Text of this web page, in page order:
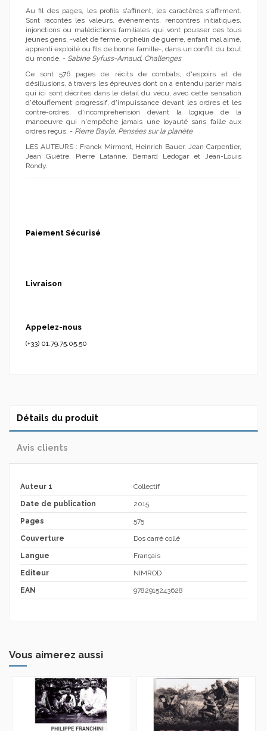
Au fil des pages, les profils s'affinent, les caractères s'affirment.
Sont racontés les valeurs, événements, rencontres initiatiques,
injonctions ou malédictions familiales qui vont pousser ces tous
jeunes gens, -valet de ferme, orphelin de guerre, enfant mal aimé,
apprenti exploité ou fils de bonne famille-, dans un conflit du bout
du monde. - Sabine Syfuss-Arnaud, Challenges
Ce sont 576 pages de récits de combats, d'espoirs et de
désillusions, à travers les épreuves dont on a entendu parler mais
qui ici sont décrites dans le détail du vécu, avec cette sensation
d'étouffement progressif, d'impuissance devant les ordres et les
contre-ordres, d'incompréhension devant la logique de la
manoeuvre qui n'empêche jamais une loyauté sans faille aux
ordres reçus. - Pierre Bayle, Pensées sur la planète
LES AUTEURS : Franck Mirmont, Heinrich Bauer, Jean Carpentier,
Jean Guêtre, Pierre Latanne, Bernard Ledogar et Jean-Louis
Rondy.
Paiement Sécurisé
Livraison
Appelez-nous
(+33) 01.79.75.05.50
Détails du produit
Avis clients
Auteur 1 Collectif
Date de publication 2015
Pages 575
Couverture Dos carré collé
Langue Français
Editeur NIMROD
EAN 9782915243628
Vous aimerez aussi